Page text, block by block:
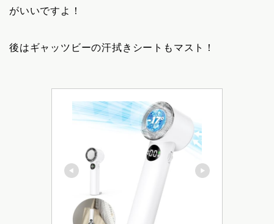
がいいですよ！
後はギャッツビーの汗拭きシートもマスト！